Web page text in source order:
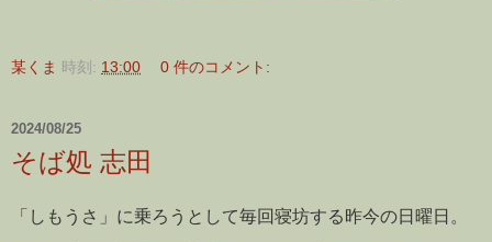
某くま 時刻: 13:00 0 件のコメント:
2024/08/25
そば処 志田
「しもうさ」に乗ろうとして毎回寝坊する昨今の日曜日。